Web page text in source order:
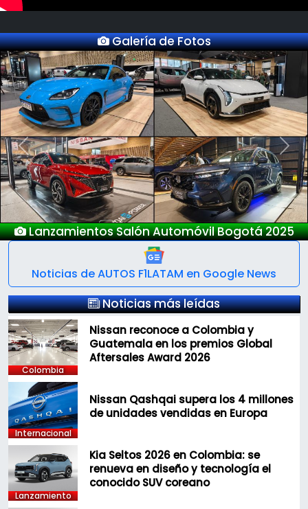
Galería de Fotos
Nuevo Deepal S05
Previous Next
Noticias de AUTOS F1LATAM en Google News
Noticias más leídas
Colombia
Nissan reconoce a Colombia y
Guatemala en los premios Global
Aftersales Award 2026
Internacional
Nissan Qashqai supera los 4 millones
de unidades vendidas en Europa
Lanzamiento
Kia Seltos 2026 en Colombia: se
renueva en diseño y tecnología el
conocido SUV coreano